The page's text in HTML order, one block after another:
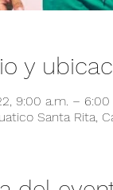
y
9:00 a.m. – 6:00
Santa Rita,